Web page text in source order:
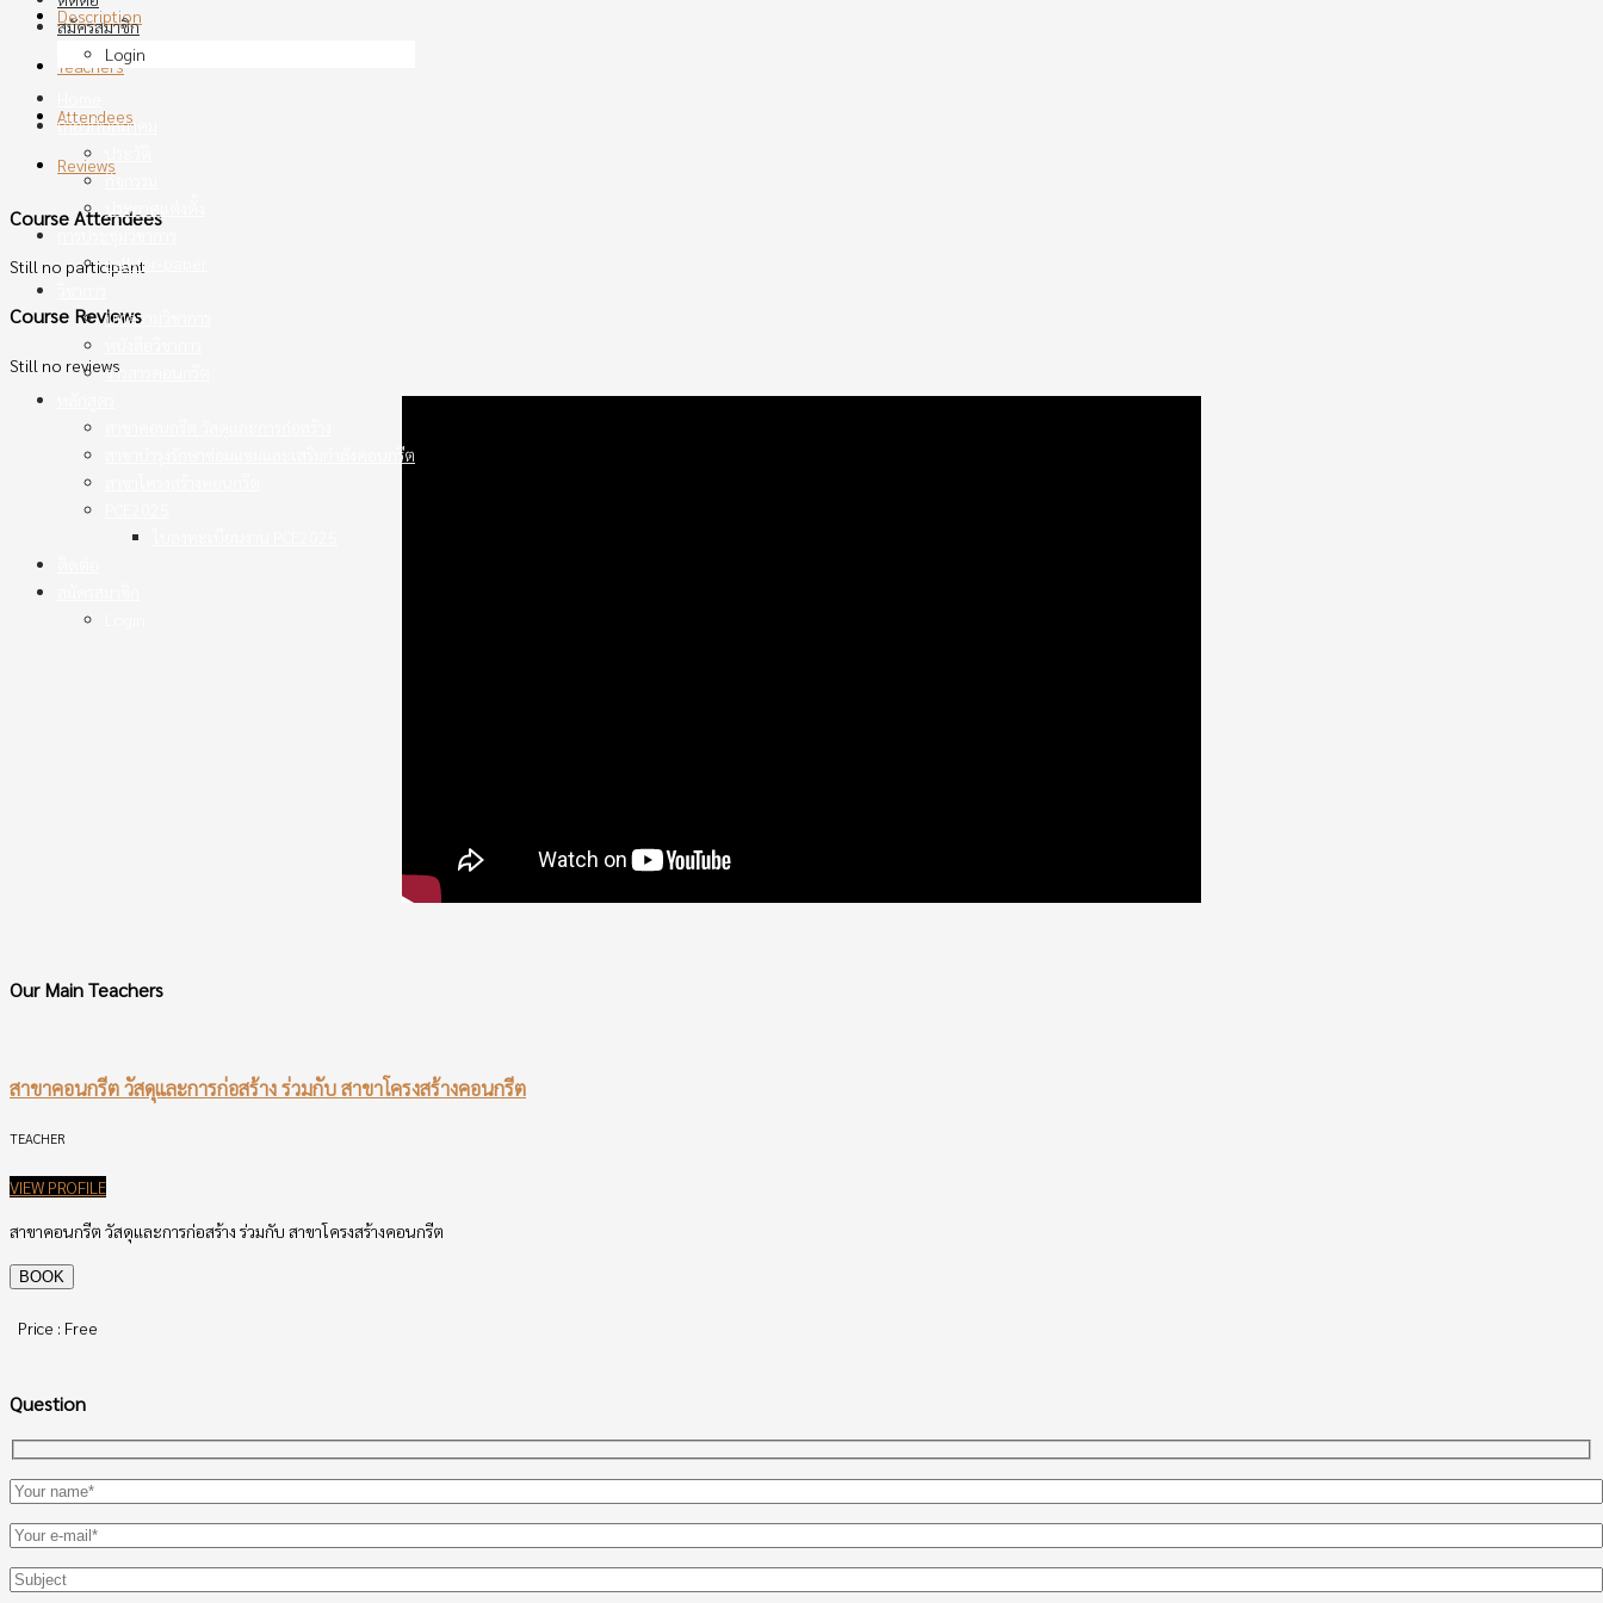
สมัครสมาชิก
Login
เกี่ยวกับสมาคม
กิจกรรม
ประกาศแต่งตั้ง
call-for-paper
บทความวิชาการ
วารสารคอนกรีต
สาขาบำรุงรักษาซ่อมแซมและเสริมกำลังคอนกรีต
Description
Teachers
Attendees
Reviews
Course Attendees
Still no participant
Course Reviews
Still no reviews
Our Main Teachers
สาขาคอนกรีต วัสดุและการก่อสร้าง ร่วมกับ สาขาโครงสร้างคอนกรีต
TEACHER
VIEW PROFILE
สาขาคอนกรีต วัสดุและการก่อสร้าง ร่วมกับ สาขาโครงสร้างคอนกรีต
Price : Free
Question